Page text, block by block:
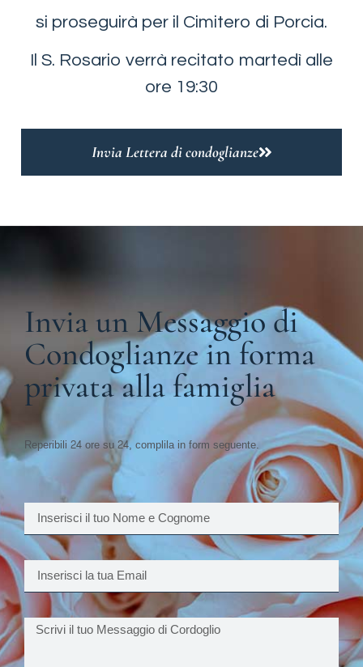
si proseguirà per il Cimitero di Porcia.
Il S. Rosario verrà recitato martedì alle
ore 19:30
Invia Lettera di condoglianze
Invia un Messaggio di
Condoglianze in forma
privata alla famiglia
Reperibili 24 ore su 24, complila in form seguente.